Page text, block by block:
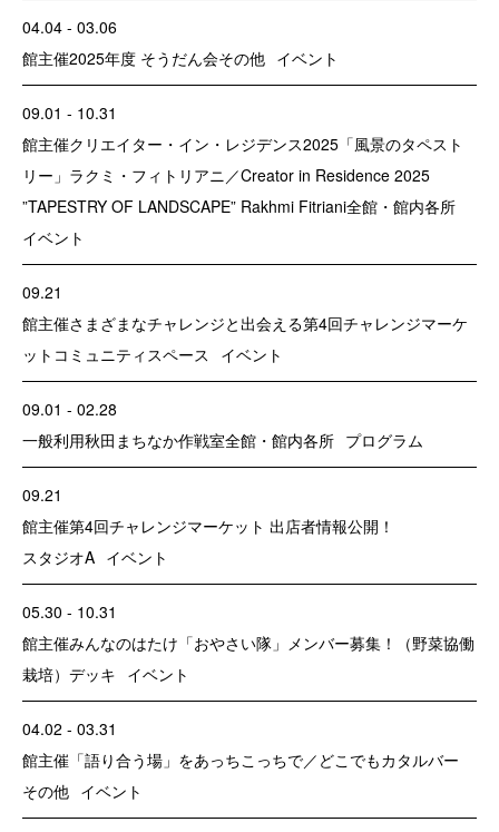
04.04 - 03.06
館主催2025年度 そうだん会その他 イベント
09.01 - 10.31
館主催クリエイター・イン・レジデンス2025「風景のタペスト
リー」ラクミ・フィトリアニ／Creator in Residence 2025
”TAPESTRY OF LANDSCAPE” Rakhmi Fitriani全館・館内各所
イベント
09.21
館主催さまざまなチャレンジと出会える第4回チャレンジマーケ
ット コミュニティスペース イベント
09.01 - 02.28
一般利用秋田まちなか作戦室全館・館内各所 プログラム
09.21
館主催第4回チャレンジマーケット 出店者情報公開！
スタジオA イベント
05.30 - 10.31
館主催みんなのはたけ「おやさい隊」メンバー募集！（野菜協働
栽培） デッキ イベント
04.02 - 03.31
館主催 「語り合う場」をあっちこっちで／どこでもカタルバー
その他 イベント